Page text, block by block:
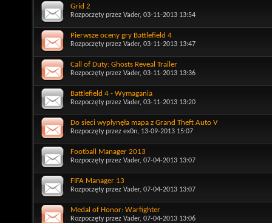
Grid 2
Rozpoczęty przez Vader, 03-11-2013 13:54
Pierwsze oceny gry Battlefield 4
Rozpoczęty przez Vader, 03-11-2013 13:47
Call of Duty: Ghosts Reveal Trailer
Rozpoczęty przez Vader, 03-11-2013 13:36
Battlefield 4 - Wymagania
Rozpoczęty przez Vader, 03-11-2013 13:20
Do sieci wypłynęła mapa z Grand Theft Auto V
Rozpoczęty przez ex0n, 13-09-2013 15:07
Football Manager 2013
Rozpoczęty przez Vader, 07-04-2013 13:07
FIFA Manager 13
Rozpoczęty przez Vader, 07-04-2013 13:07
Medal of Honor: Warfighter
Rozpoczęty przez Vader, 07-04-2013 13:06